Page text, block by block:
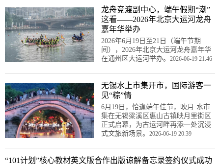
龙舟竞渡副中心，端午假期“潮”
这看——2026年北京大运河龙舟
嘉年华举办
2026年6月19日至21日（端午节期
间），2026年北京大运河龙舟嘉年华
在通州区大运河举办。 2026-06-19 21:46
无锡水上市集开市，国际游客一
见“粽”情
6月19日，恰逢端午佳节，映月·水市
集在无锡梁溪区惠山古镇映月里街区
正式启幕，为古运河畔再添一处沉浸
式文旅新场景。 2026-06-19 20:39
“101计划”核心教材英文版合作出版谅解备忘录签约仪式成功